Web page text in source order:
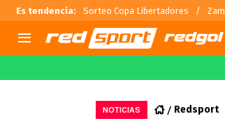
Es tendencia: Sorteo Copa Libertadores
Selección Chilena
NOTICIAS Redsport